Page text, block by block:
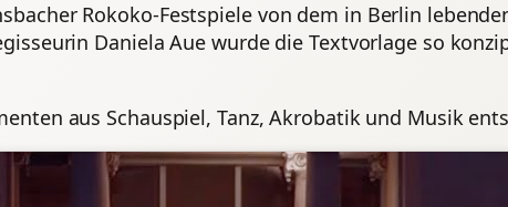
Rokoko-Festspiele von dem in Berlin
Daniela Aue wurde die Textvorlage so
aus Schauspiel, Tanz, Akrobatik und Musik